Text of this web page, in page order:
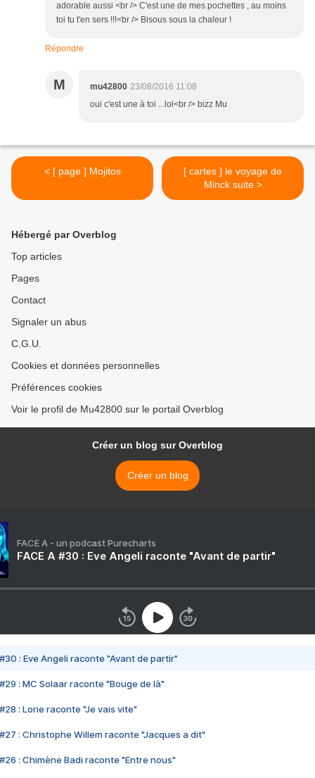
adorable aussi <br /> C'est une de mes pochettes , au moins
toi tu t'en sers !!!<br /> Bisous sous la chaleur !
Répondre
M mu42800 23/08/2016 11:08
oui c'est une à toi ...lol<br /> bizz Mu
< [ page ] Mojitos
[ cartes ] le voyage de
Minck suite >
Hébergé par Overblog
Top articles
Pages
Contact
Signaler un abus
C.G.U.
Cookies et données personnelles
Préférences cookies
Voir le profil de Mu42800 sur le portail Overblog
Créer un blog sur Overblog
Créer un blog
FACE A - un podcast Purecharts
FACE A #30 : Eve Angeli raconte "Avant de partir"
#30 : Eve Angeli raconte "Avant de partir"
#29 : MC Solaar raconte "Bouge de là"
#28 : Lorie raconte "Je vais vite"
#27 : Christophe Willem raconte "Jacques a dit"
#26 : Chimène Badi raconte "Entre nous"